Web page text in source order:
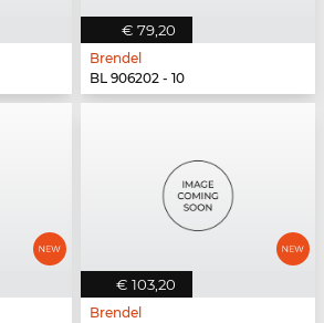
€ 79,20
Brendel
BL 906202 - 10
€ 103,20
Brendel